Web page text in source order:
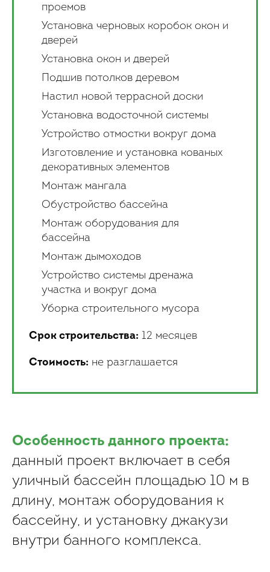
проемов
Установка черновых коробок окон и
дверей
Установка окон и дверей
Подшив потолков деревом
Настил новой террасной доски
Установка водосточной системы
Устройство отмостки вокруг дома
Изготовление и установка кованых
декоративных элементов
Монтаж мангала
Обустройство бассейна
Монтаж оборудования для
бассейна
Монтаж дымоходов
Устройство системы дренажа
участка и вокруг дома
Уборка строительного мусора
Срок строительства: 12 месяцев
Стоимость: не разглашается
Особенность данного проекта:
данный проект включает в себя
уличный бассейн площадью 10 м в
длину, монтаж оборудования к
бассейну, и установку джакузи
внутри банного комплекса.